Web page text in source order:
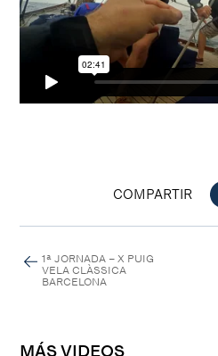
COMPARTIR
1ª JORNADA – X PUIG
VELA CLÀSSICA
BARCELONA
MÁS VIDEOS